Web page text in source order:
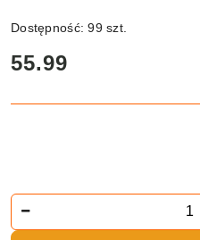
Dostępność:99szt.
cena:
55.99
Ilość